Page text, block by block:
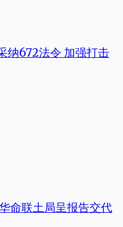
纳672法令 加强打击
命联土局呈报告交代